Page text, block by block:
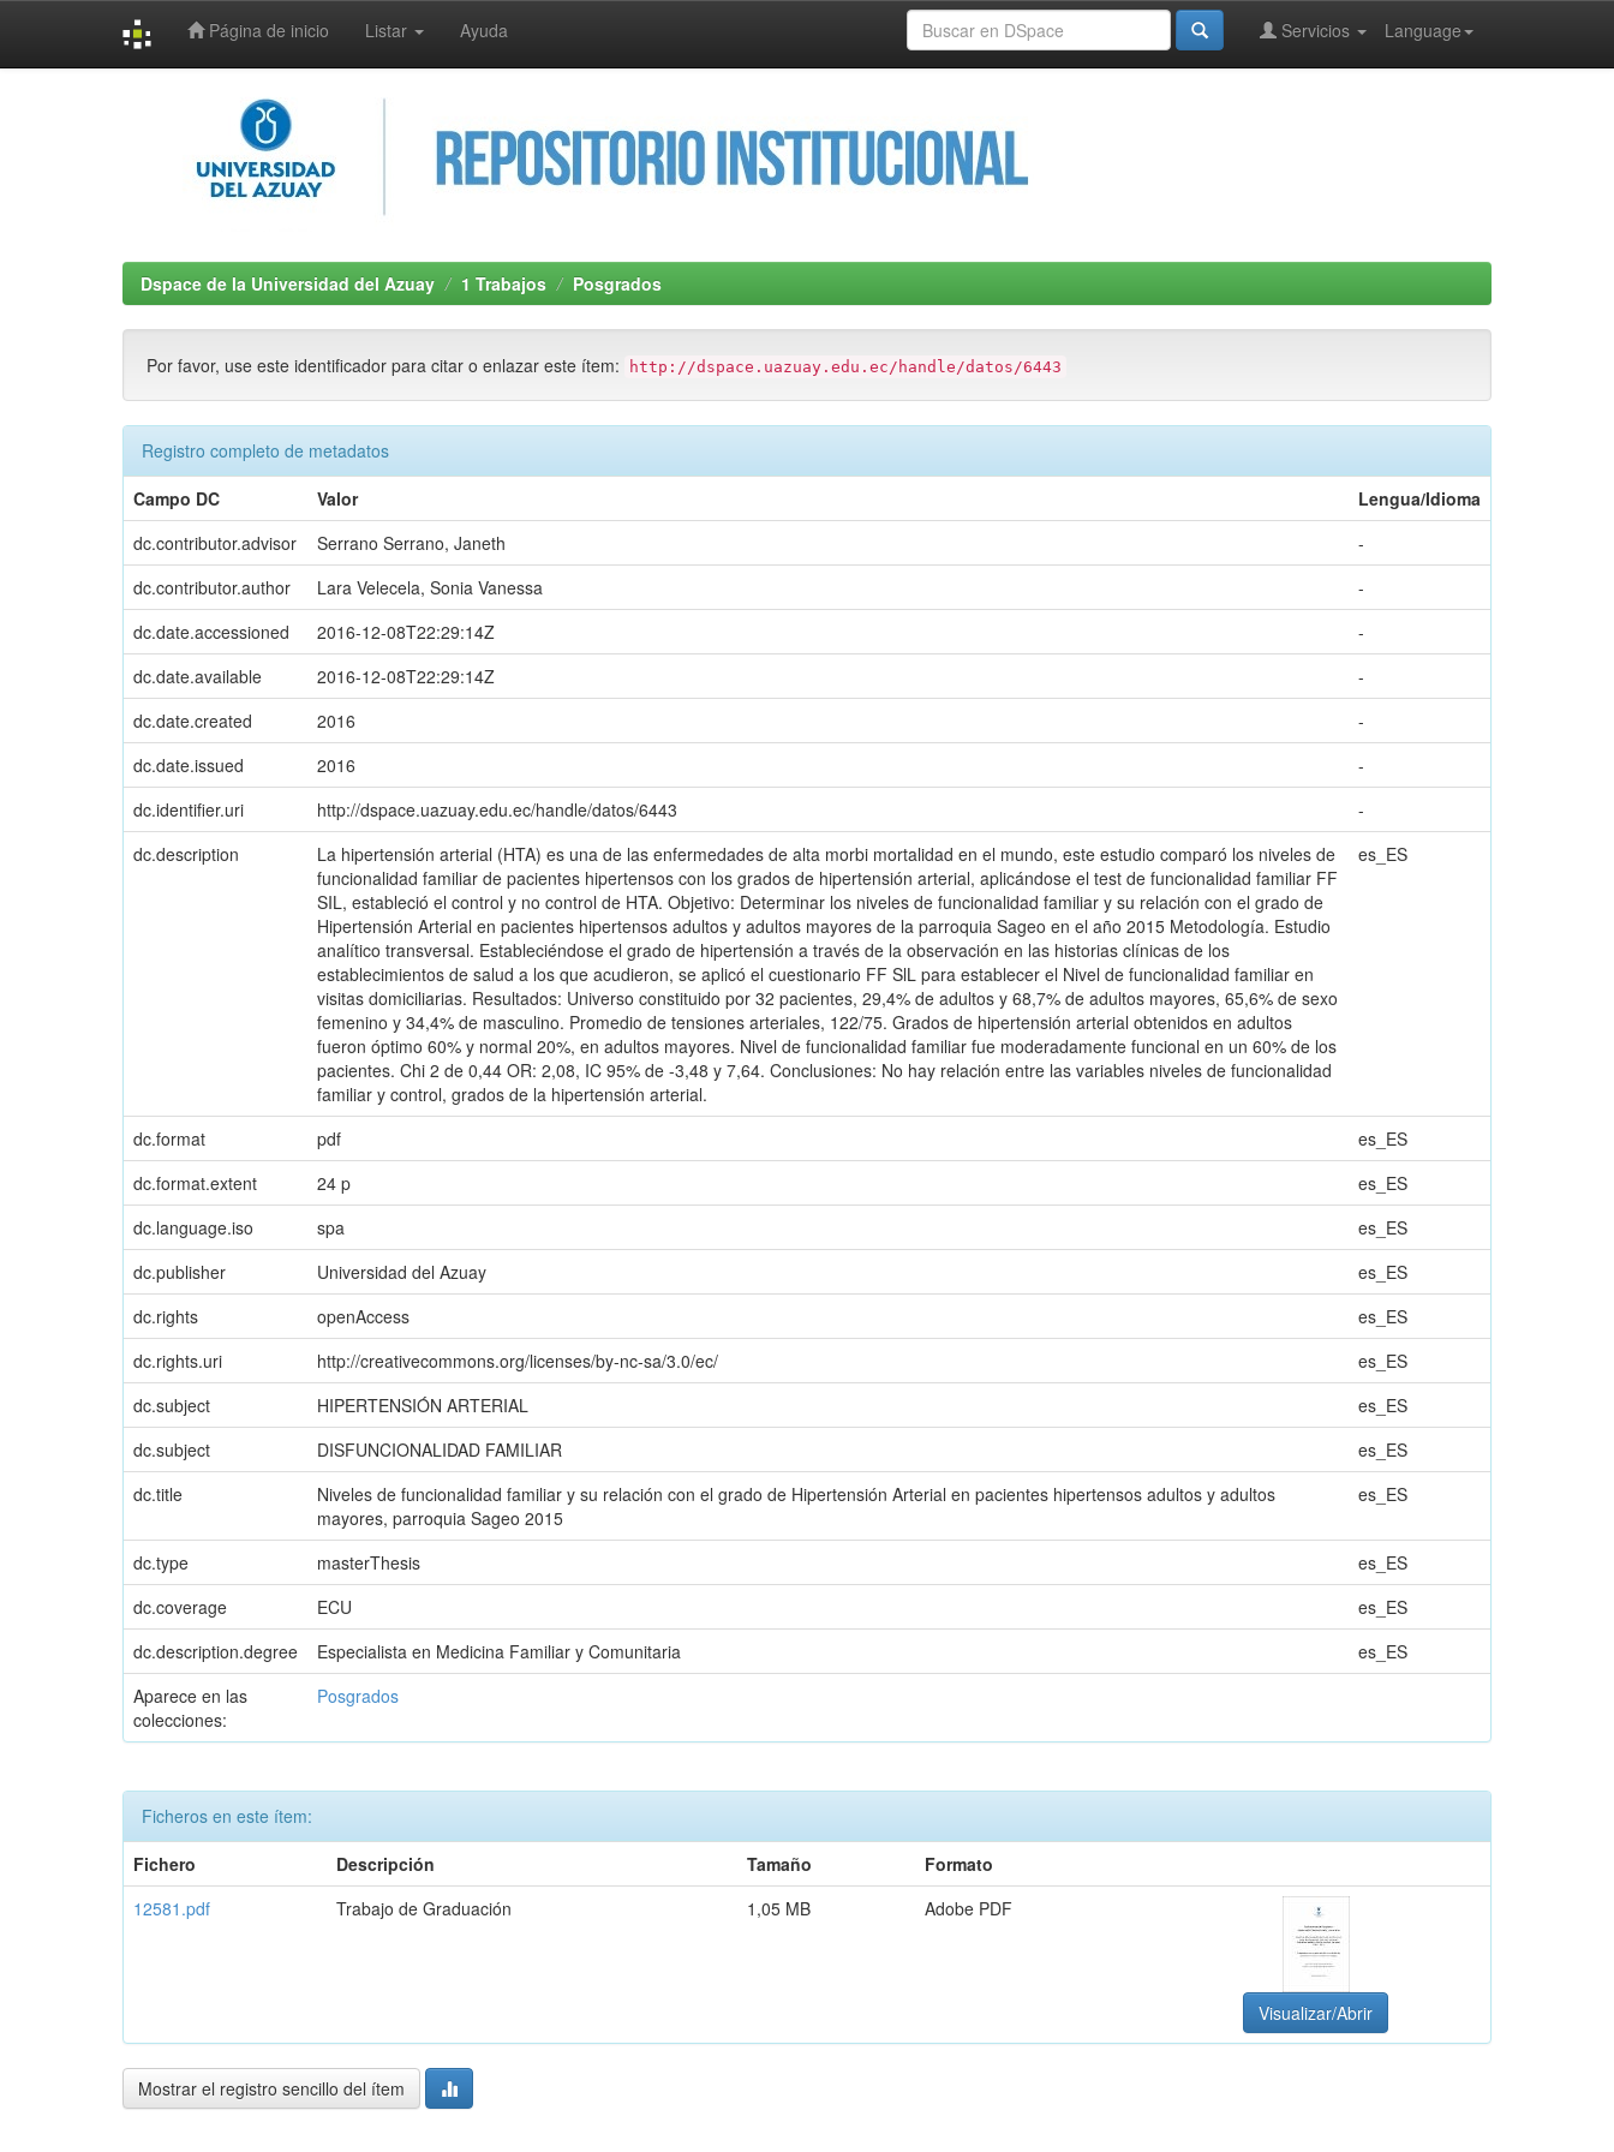
Página de inicio Listar Ayuda Language
Servicios
Dspace de la Universidad del Azuay 1 Trabajos Posgrados
Por favor, use este identificador para citar o enlazar este ítem: http://dspace.uazuay.edu.ec/handle/datos/6443
Registro completo de metadatos
Campo DC
Valor
Lengua/Idioma
dc.contributor.advisor
Serrano Serrano, Janeth
-
dc.contributor.author
Lara Velecela, Sonia Vanessa
-
dc.date.accessioned
2016-12-08T22:29:14Z
-
dc.date.available
2016-12-08T22:29:14Z
-
dc.date.created
2016
-
dc.date.issued
2016
-
dc.identifier.uri
http://dspace.uazuay.edu.ec/handle/datos/6443
-
dc.description
La hipertensión arterial (HTA) es una de las enfermedades de alta morbi mortalidad en el mundo, este estudio comparó los niveles de
funcionalidad familiar de pacientes hipertensos con los grados de hipertensión arterial, aplicándose el test de funcionalidad familiar FF
SIL, estableció el control y no control de HTA. Objetivo: Determinar los niveles de funcionalidad familiar y su relación con el grado de
Hipertensión Arterial en pacientes hipertensos adultos y adultos mayores de la parroquia Sageo en el año 2015 Metodología. Estudio
analítico transversal. Estableciéndose el grado de hipertensión a través de la observación en las historias clínicas de los
establecimientos de salud a los que acudieron, se aplicó el cuestionario FF SlL para establecer el Nivel de funcionalidad familiar en
visitas domiciliarias. Resultados: Universo constituido por 32 pacientes, 29,4% de adultos y 68,7% de adultos mayores, 65,6% de sexo
femenino y 34,4% de masculino. Promedio de tensiones arteriales, 122/75. Grados de hipertensión arterial obtenidos en adultos
fueron óptimo 60% y normal 20%, en adultos mayores. Nivel de funcionalidad familiar fue moderadamente funcional en un 60% de los
pacientes. Chi 2 de 0,44 OR: 2,08, IC 95% de -3,48 y 7,64. Conclusiones: No hay relación entre las variables niveles de funcionalidad
familiar y control, grados de la hipertensión arterial.
es_ES
dc.format pdf
es_ES
dc.format.extent
24 p
es_ES
dc.language.iso
spa
es_ES
dc.publisher
Universidad del Azuay
es_ES
dc.rights
openAccess
es_ES
dc.rights.uri
http://creativecommons.org/licenses/by-nc-sa/3.0/ec/
es_ES
dc.subject
HIPERTENSIÓN ARTERIAL
es_ES
dc.subject
DISFUNCIONALIDAD FAMILIAR
es_ES
dc.title
Niveles de funcionalidad familiar y su relación con el grado de Hipertensión Arterial en pacientes hipertensos adultos y adultos
mayores, parroquia Sageo 2015
es_ES
dc.type masterThesis
es_ES
dc.coverage
ECU
es_ES
dc.description.degree
Especialista en Medicina Familiar y Comunitaria
es_ES
Aparece en las
colecciones:
Posgrados
Ficheros en este ítem:
Fichero
Descripción Tamaño
Formato
12581.pdf
Trabajo de Graduación 1,05 MB Adobe PDF
Visualizar/Abrir
Mostrar el registro sencillo del ítem